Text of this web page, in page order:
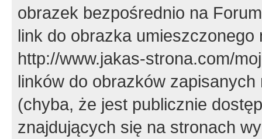
obrazek bezpośrednio na
link do obrazka
http://www.jakas-strona.com/
linków do obrazków
(chyba, że jest publicznie
znajdujących się na stronach